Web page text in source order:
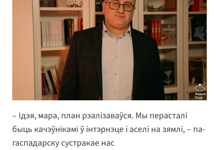
– Ідэя, мара, план рэалізаваўся. Мы перасталі
быць качэўнікамі ў інтэрнэце і аселі на зямлі, – па-
гаспадарску сустракае нас